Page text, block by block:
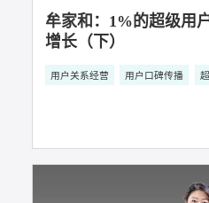
知家携手五菱汽车
赏“实战金案”奖
社会化营销 用户关系经营